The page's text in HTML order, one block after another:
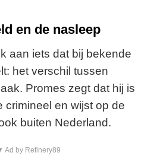
en de nasleep
aan iets dat bij bekende
het verschil tussen
Promes zegt dat hij is
crimineel en wijst op de
buiten Nederland.
Ad by Refinery89